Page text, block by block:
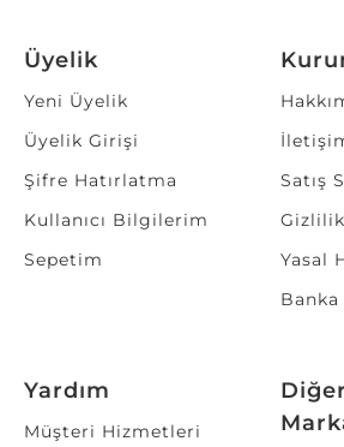
Üyelik
Yeni Üyelik
Üyelik Girişi
Şifre Hatırlatma
Kullanıcı Bilgilerim
Sepetim
Satış
Yasal
Yardım
Müşteri Hizmetleri
Diğer